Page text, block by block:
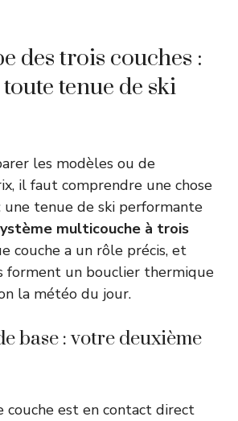
des trois couches :
tenue de ski
les modèles ou de
il faut comprendre une chose
une tenue de ski performante
multicouche à trois
couche a un rôle précis, et
forment un bouclier thermique
la météo du jour.
base : votre deuxième
couche est en contact direct